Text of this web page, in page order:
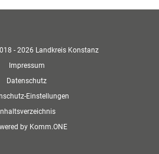
- 2026 Landkreis Konstanz
Impressum
Datenschutz
Einstellungen
by Komm.ONE